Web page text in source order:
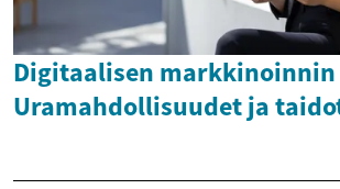
Digitaalisen
Uramahdollisuudet ja